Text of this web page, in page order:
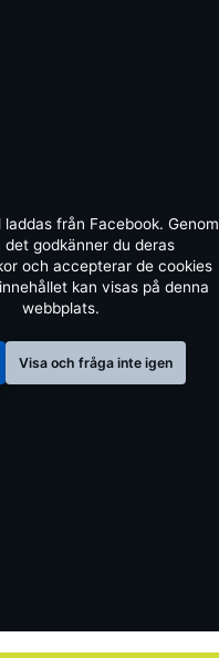
från Facebook. Genom
godkänner du deras
och accepterar de cookies
kan visas på denna
webbplats.
Visa och fråga inte igen